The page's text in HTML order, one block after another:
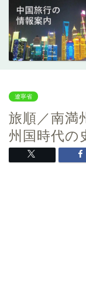
遼寧省
旅順／南
州国時代の